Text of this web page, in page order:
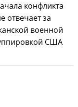
конфликта
отвечает за
военной
США